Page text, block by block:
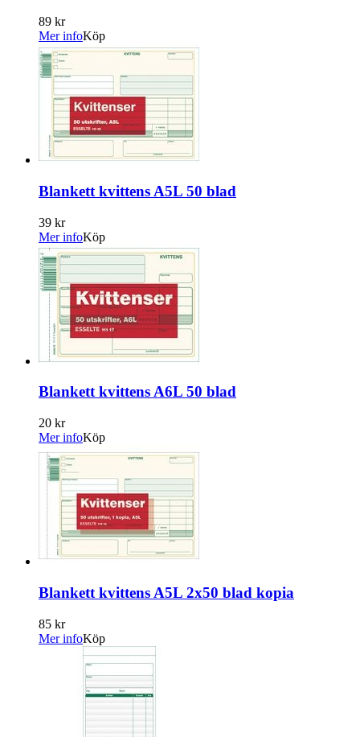
89 kr
Mer infoKöp
Blankett kvittens A5L 50 blad
39 kr
Mer infoKöp
Blankett kvittens A6L 50 blad
20 kr
Mer infoKöp
Blankett kvittens A5L 2x50 blad kopia
85 kr
Mer infoKöp